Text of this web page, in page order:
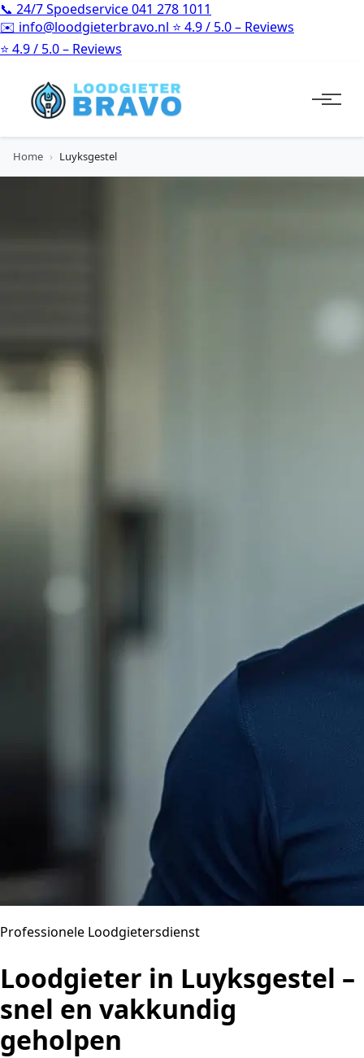
📞 24/7 Spoedservice041 278 1011
✉️ info@loodgieterbravo.nl ⭐ 4.9 / 5.0 – Reviews
⭐ 4.9 / 5.0 – Reviews
Home › Luyksgestel
Professionele Loodgietersdienst
Loodgieter in Luyksgestel –
snel en vakkundig
geholpen